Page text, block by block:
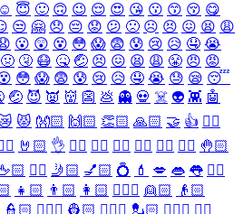
☺️ 😇 🙂 🙃 😉 😌 😍 😘 😗 😙 😚 😋
😒 🤗 😞 😔 😟 😕 🙁 ☹️ 😣 😖 😫 😩
😮 😲 😵 😳 😱 😨 😰 😢 😥 🤤 😭
🤢 🤧 😷 🤒 🤕 😣 😖 😫 😩 😤 😠 😡
😳 😱 😨 😰 😢 😥 🤤 😭 😓 😪 😴
🤕 😈 👿 👹 👺 💩 👻 💀 ☠️ 👽 👾 🤖
😾 👐🏻 🙌🏻 👏🏻 🙏🏻 🤝 👍 👎🏻
🤘🏻 👌 👈🏻 👉🏻 👆🏻 👇🏻 ☝🏻 ✋🏻 🤚🏻
✍🏻 🤳🏻 💅🏻 💍 💄 💋 👄 👅 👂🏻
👧🏻 👨🏻 👩🏻 👱🏻‍♀️ 👱🏻
👴🏻
👮🏻 👷🏻‍♀️ 👷🏻 💂🏻‍♀️ 💂🏻 🕵🏻‍♀️ 🕵🏻